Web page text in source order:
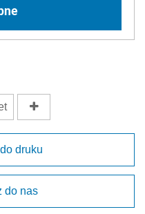
druku
do nas